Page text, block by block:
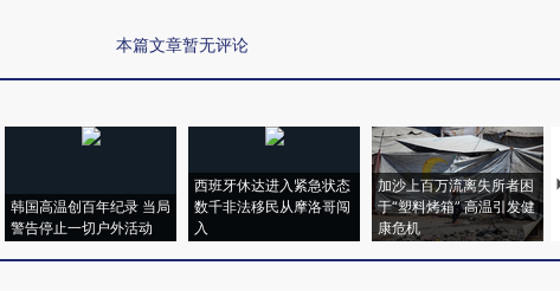
本篇文章暂无评论
韩国高温创百年纪录 当局
警告停止一切户外活动
西班牙休达进入紧急状态
数千非法移民从摩洛哥闯
入
加沙上百万流离失所者困
于“塑料烤箱” 高温引发健
康危机